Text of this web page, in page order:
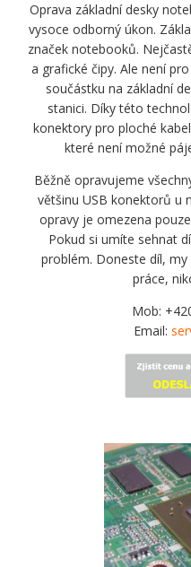
Oprava základní desky
vysoce odborný úkon.
značek notebooků.
a grafické čipy. Ale není
součástku na základní
stanici. Díky této
konektory pro ploché
které není možné
Běžně opravujeme
většinu USB konektorů
opravy je omezena
Pokud si umíte sehnat
problém. Doneste díl, my
práce,
Mob:
Email: